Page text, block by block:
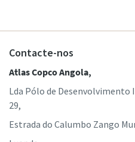
Contacte-nos
Atlas Copco Angola,
Lda Pólo de Desenvolvimento
29,
Estrada do Calumbo Zango